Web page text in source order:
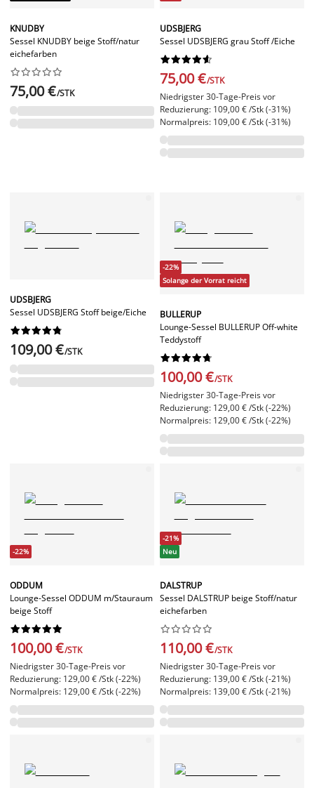
KNUDBY
Sessel KNUDBY beige Stoff/natur
eichefarben






75,00 €/STK
UDSBJERG
Sessel UDSBJERG grau Stoff /Eiche






75,00 €/STK
Niedrigster 30-Tage-Preis vor
Reduzierung: 109,00 € /Stk (-31%)
Normalpreis: 109,00 € /Stk (-31%)
UDSBJERG
Sessel UDSBJERG Stoff beige/Eiche






109,00 €/STK
-22%
Solange der Vorrat reicht
BULLERUP
Lounge-Sessel BULLERUP Off-white
Teddystoff






100,00 €/STK
Niedrigster 30-Tage-Preis vor
Reduzierung: 129,00 € /Stk (-22%)
Normalpreis: 129,00 € /Stk (-22%)
-22%
ODDUM
Lounge-Sessel ODDUM m/Stauraum
beige Stoff






100,00 €/STK
Niedrigster 30-Tage-Preis vor
Reduzierung: 129,00 € /Stk (-22%)
Normalpreis: 129,00 € /Stk (-22%)
-21%
Neu
DALSTRUP
Sessel DALSTRUP beige Stoff/natur
eichefarben






110,00 €/STK
Niedrigster 30-Tage-Preis vor
Reduzierung: 139,00 € /Stk (-21%)
Normalpreis: 139,00 € /Stk (-21%)